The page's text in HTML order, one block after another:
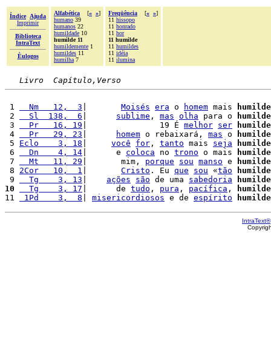
Índice
Ajuda
Imprimir
Biblioteca
IntraText
Èulogos
Alfabética [« »]
humano 39
humanos 22
humildade 10
humilde 11
humildemente 1
humildes 11
humilha 7
Freqüência [« »]
11 hissopo
11 honrado
11 hor
11 humilde
11 humildes
11 idéia
11 ilumina
Livro  Capítulo,Verso
1
  Nm   12,  3
Moisés era o homem mais
humilde
2
  Sl  138,  6
sublime , mas olha para o
humilde
3
  Pr   16, 19
|               19 É melhor ser
humilde
4
  Pr   29, 23
homem o rebaixará, mas o
humilde
5 Eclo    3, 18 você for , tanto mais seja
humilde
6
  Dn    4, 14
|      e coloca no trono o mais
humilde
7
  Mt   11, 29
|       mim, porque sou manso e
humilde
8 2Cor   10,  1 Cristo . Eu que sou «tão
humilde
9
  Tg    3, 13
ações são de uma sabedoria
humilde
10
  Tg    3, 17
|      de tudo , pura , pacífica ,
humilde
11
1Pd    3,  8 misericordiosos e de espírito humilde
IntraText®